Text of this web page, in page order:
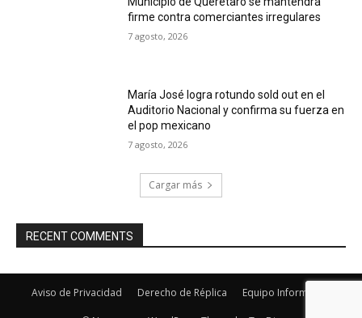
firme contra comerciantes irregulares
7 agosto, 2026
María José logra rotundo sold out en el
Auditorio Nacional y confirma su fuerza en
el pop mexicano
7 agosto, 2026
Cargar más
RECENT COMMENTS
Aviso de Privacidad Derecho de Réplica Equipo Informativo